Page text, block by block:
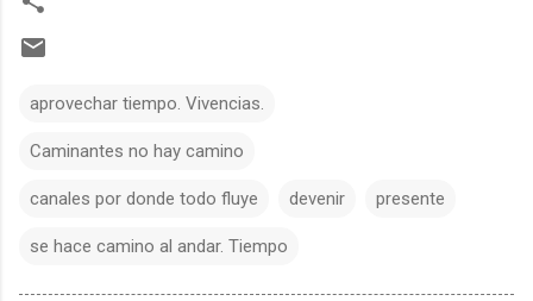
aprovechar tiempo. Vivencias.
Caminantes no hay camino
canales por donde todo fluye devenir presente
se hace camino al andar. Tiempo